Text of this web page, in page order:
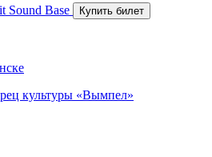
Sound Base
культуры «Вымпел»